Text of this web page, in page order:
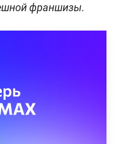
франшизы.